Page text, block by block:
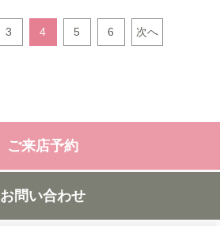
3 4 5 6 次へ
ご来店予約
お問い合わせ